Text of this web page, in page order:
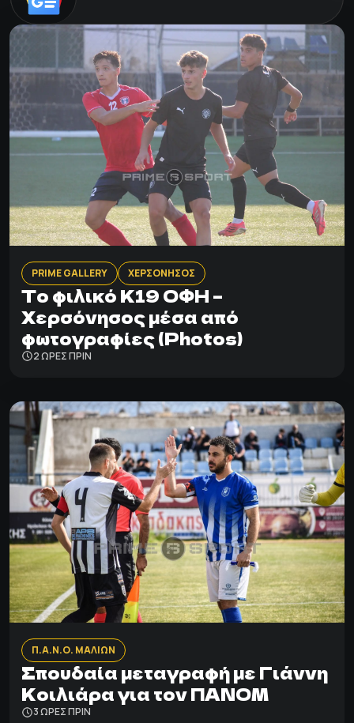
PRIME GALLERY ΧΕΡΣΟΝΗΣΟΣ
Το φιλικό Κ19 ΟΦΗ –
Χερσόνησος μέσα από
φωτογραφίες (Photos)
2 ΩΡΕΣ ΠΡΙΝ
Π.Α.Ν.Ο. ΜΑΛΙΩΝ
Σπουδαία μεταγραφή με Γιάννη
Κοιλιάρα για τον ΠΑΝΟΜ
3 ΩΡΕΣ ΠΡΙΝ